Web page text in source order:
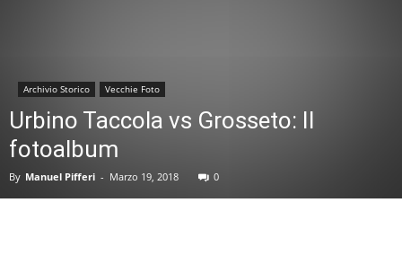
Archivio Storico Vecchie Foto
Urbino Taccola vs Grosseto: Il
fotoalbum
By Manuel Pifferi - Marzo 19, 2018 0